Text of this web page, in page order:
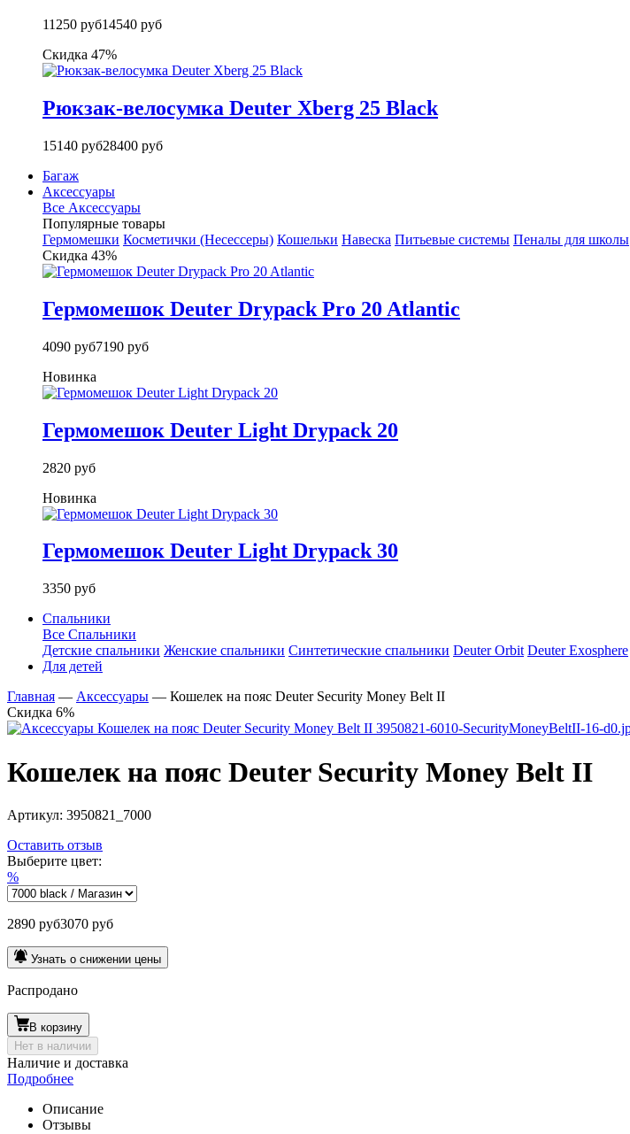
11250 руб14540 руб
Скидка 47%
Рюкзак-велосумка Deuter Xberg 25 Black
15140 руб28400 руб
Багаж
Аксессуары
Все Аксессуары
Популярные товары
Гермомешки Косметички (Несессеры) Кошельки Навеска Питьевые системы Пеналы для школы
Скидка 43%
Гермомешок Deuter Drypack Pro 20 Atlantic
4090 руб7190 руб
Новинка
Гермомешок Deuter Light Drypack 20
2820 руб
Новинка
Гермомешок Deuter Light Drypack 30
3350 руб
Спальники
Все Спальники
Детские спальники Женские спальники Синтетические спальники Deuter Orbit Deuter Exosphere
Для детей
Главная — Аксессуары — Кошелек на пояс Deuter Security Money Belt II
Скидка 6%
Кошелек на пояс Deuter Security Money Belt II
Артикул: 3950821_7000
Оставить отзыв
Выберите цвет:
%
2890 руб3070 руб
Узнать о снижении цены
Распродано
В корзину
Нет в наличии
Наличие и доставка
Подробнее
Описание
Отзывы